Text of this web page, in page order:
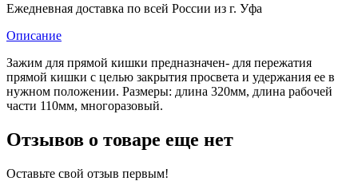
Ежедневная доставка по всей России из г. Уфа
Описание
Зажим для прямой кишки предназначен- для пережатия
прямой кишки с целью закрытия просвета и удержания ее в
нужном положении. Размеры: длина 320мм, длина рабочей
части 110мм, многоразовый.
Отзывов о товаре еще нет
Оставьте свой отзыв первым!